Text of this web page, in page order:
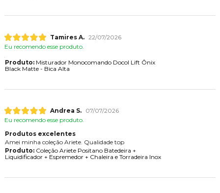
Tamires A. 22/07/2026
Eu recomendo esse produto.
Produto:Misturador Monocomando Docol Lift Ônix
Black Matte - Bica Alta
Andrea S.
07/07/2026
Eu recomendo esse produto.
Produtos excelentes
Amei minha coleção Ariete. Qualidade top
Produto:Coleção Ariete Positano Batedeira +
Liquidificador + Espremedor + Chaleira e Torradeira Inox